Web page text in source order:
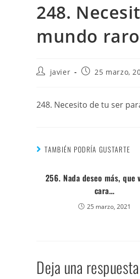
248.
mundo
javier 25 marzo,
248. Necesito de tu ser
TAMBIÉN PODRÍA GUSTARTE
256. Nada deseo más, que
cara…
25 marzo, 2021
Deja una respuesta